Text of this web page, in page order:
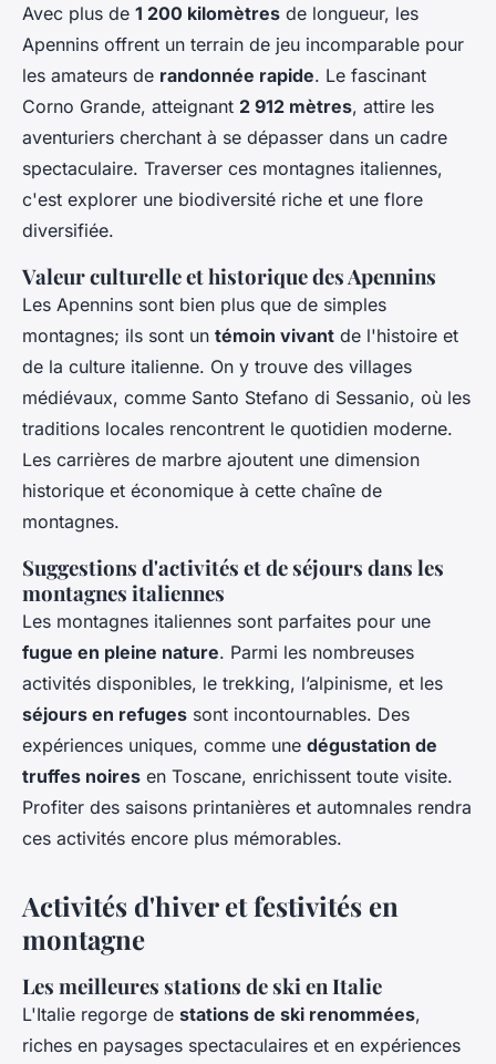
Avec plus de 1 200 kilomètres de longueur, les
Apennins offrent un terrain de jeu incomparable pour
les amateurs de randonnée rapide. Le fascinant
Corno Grande, atteignant 2 912 mètres, attire les
aventuriers cherchant à se dépasser dans un cadre
spectaculaire. Traverser ces montagnes italiennes,
c'est explorer une biodiversité riche et une flore
diversifiée.
Valeur culturelle et historique des Apennins
Les Apennins sont bien plus que de simples
montagnes; ils sont un témoin vivant de l'histoire et
de la culture italienne. On y trouve des villages
médiévaux, comme Santo Stefano di Sessanio, où les
traditions locales rencontrent le quotidien moderne.
Les carrières de marbre ajoutent une dimension
historique et économique à cette chaîne de
montagnes.
Suggestions d'activités et de séjours dans les
montagnes italiennes
Les montagnes italiennes sont parfaites pour une
fugue en pleine nature. Parmi les nombreuses
activités disponibles, le trekking, l’alpinisme, et les
séjours en refuges sont incontournables. Des
expériences uniques, comme une dégustation de
truffes noires en Toscane, enrichissent toute visite.
Profiter des saisons printanières et automnales rendra
ces activités encore plus mémorables.
Activités d'hiver et festivités en
montagne
Les meilleures stations de ski en Italie
L'Italie regorge de stations de ski renommées,
riches en paysages spectaculaires et en expériences